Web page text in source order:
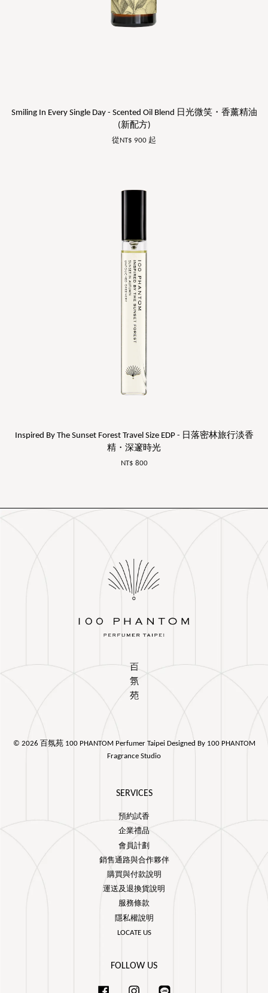
Smiling In Every Single Day - Scented Oil Blend 日光微笑・香薰精油
(新配方)
從NT$ 900 起
Inspired By The Sunset Forest Travel Size EDP - 日落密林旅行淡香
精・深邃時光
NT$ 800
© 2026 百氛苑 100 PHANTOM Perfumer Taipei Designed By 100 PHANTOM
Fragrance Studio
SERVICES
預約試香
企業禮品
會員計劃
銷售通路與合作夥伴
購買與付款說明
運送及退換貨說明
服務條款
隱私權說明
LOCATE US
FOLLOW US
Facebook Instagram